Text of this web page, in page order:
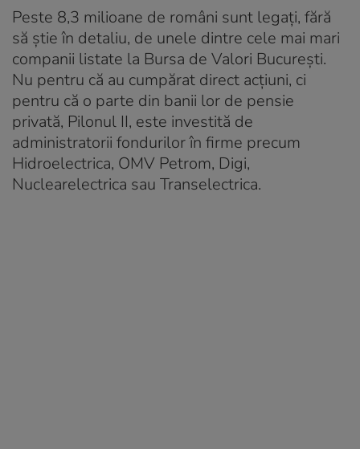
Peste 8,3 milioane de români sunt legați, fără
să știe în detaliu, de unele dintre cele mai mari
companii listate la Bursa de Valori București.
Nu pentru că au cumpărat direct acțiuni, ci
pentru că o parte din banii lor de pensie
privată, Pilonul II, este investită de
administratorii fondurilor în firme precum
Hidroelectrica, OMV Petrom, Digi,
Nuclearelectrica sau Transelectrica.